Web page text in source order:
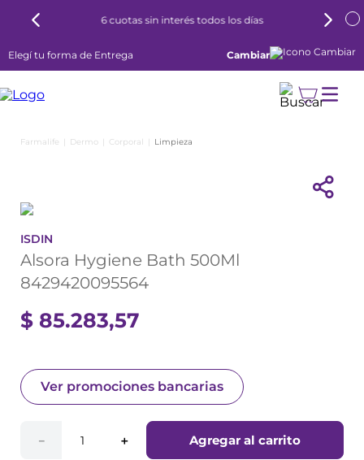
6 cuotas sin interés todos los días
Elegí tu forma de Entrega Cambiar
Dermo Corporal Limpieza
ISDIN
Alsora Hygiene Bath 500Ml
8429420095564
$ 85.283,57
Ver promociones bancarias
＋
－ Agregar al carrito